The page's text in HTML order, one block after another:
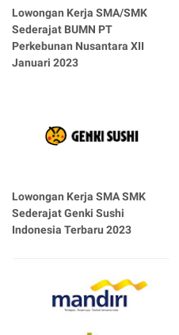
Lowongan Kerja SMA/SMK
Sederajat BUMN PT
Perkebunan Nusantara XII
Januari 2023
Lowongan Kerja SMA SMK
Sederajat Genki Sushi
Indonesia Terbaru 2023